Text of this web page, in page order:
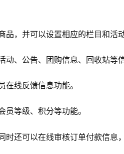
品，并可以设置相应的栏目和活动
动、公告、团购信息、回收站等信
在线反馈信息功能。
员等级、积分等功能。
时还可以在线审核订单付款信息